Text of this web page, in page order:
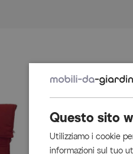
Questo sito
Utilizziamo i cookie
informazioni sul tuo